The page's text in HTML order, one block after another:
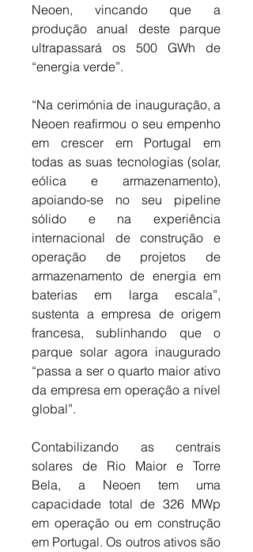
Neoen, vincando que a
produção anual deste parque
ultrapassará os 500 GWh de
“energia verde”.
“Na cerimónia de inauguração, a
Neoen reafirmou o seu empenho
em crescer em Portugal em
todas as suas tecnologias (solar,
eólica e armazenamento),
apoiando-se no seu pipeline
sólido e na experiência
internacional de construção e
operação de projetos de
armazenamento de energia em
baterias em larga escala”,
sustenta a empresa de origem
francesa, sublinhando que o
parque solar agora inaugurado
“passa a ser o quarto maior ativo
da empresa em operação a nível
global”.
Contabilizando as centrais
solares de Rio Maior e Torre
Bela, a Neoen tem uma
capacidade total de 326 MWp
em operação ou em construção
em Portugal. Os outros ativos são